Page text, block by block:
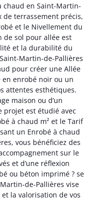
chaud en Saint-Martin-
de terrassement précis,
et le Nivellement du
de sol pour allée est
et la durabilité du
Martin-de-Pallières
pour créer une Allée
enrobé noir ou un
attentes esthétiques.
maison ou d’un
projet est étudié avec
à chaud m² et le Tarif
un Enrobé à chaud
vous bénéficiez des
sur le
et d’une réflexion
ou béton imprimé ? se
de-Pallières vise
la valorisation de vos